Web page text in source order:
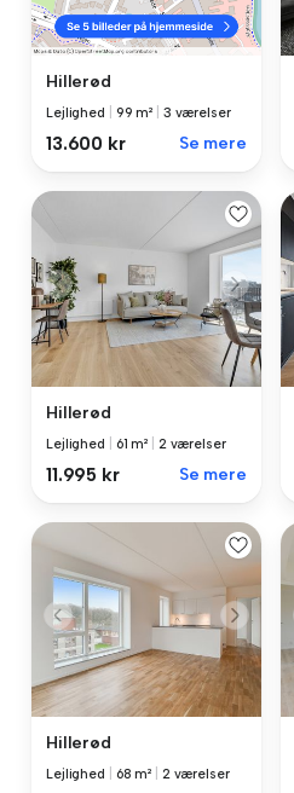
Hillerød
Lejlighed 99 m² 3 værelser
13.600 kr Se mere
Hillerød
Lejlighed 61 m² 2 værelser
11.995 kr Se mere
Hillerød
Lejlighed 68 m² 2 værelser